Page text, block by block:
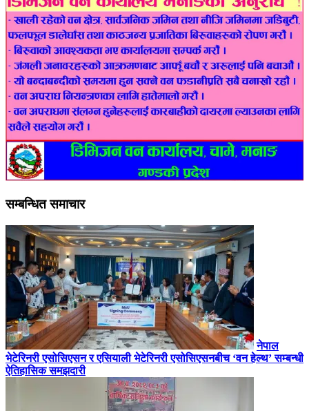
सम्बन्धित समाचार
नेपाल
भेटेरिनरी एसोसिएसन र एसियाली भेटेरिनरी एसोसिएसनबीच ‘वन हेल्थ’ सम्बन्धी
ऐतिहासिक समझदारी